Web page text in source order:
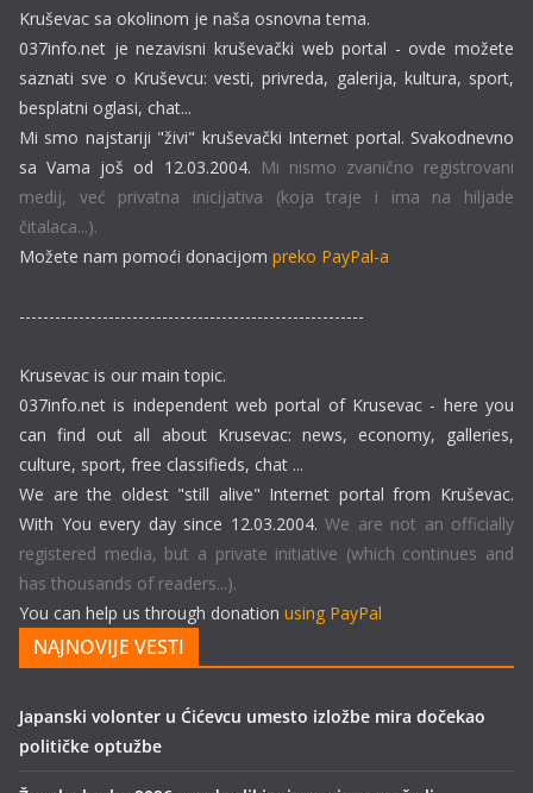
Kruševac sa okolinom je naša osnovna tema.
037info.net je nezavisni kruševački web portal - ovde možete
saznati sve o Kruševcu: vesti, privreda, galerija, kultura, sport,
besplatni oglasi, chat...
Mi smo najstariji "živi" kruševački Internet portal. Svakodnevno
sa Vama još od 12.03.2004. Mi nismo zvanično registrovani
medij, već privatna inicijativa (koja traje i ima na hiljade
čitalaca...).
Možete nam pomoći donacijom preko PayPal-a
----------------------------------------------------------
Krusevac is our main topic.
037info.net is independent web portal of Krusevac - here you
can find out all about Krusevac: news, economy, galleries,
culture, sport, free classifieds, chat ...
We are the oldest "still alive" Internet portal from Kruševac.
With You every day since 12.03.2004. We are not an officially
registered media, but a private initiative (which continues and
has thousands of readers...).
You can help us through donation using PayPal
NAJNOVIJE VESTI
Japanski volonter u Ćićevcu umesto izložbe mira dočekao
političke optužbe